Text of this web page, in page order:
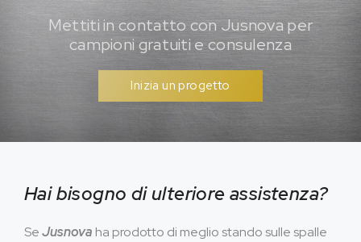
Mettiti in contatto con Jusnova per
campioni gratuiti e consulenza
Inizia un progetto
Hai bisogno di ulteriore assistenza?
SeJusnova ha prodotto di meglio stando sulle spalle